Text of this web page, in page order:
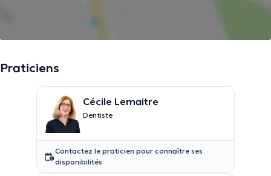
Praticiens
Cécile Lemaitre
Dentiste
Contactez le praticien pour connaître ses
disponibilités